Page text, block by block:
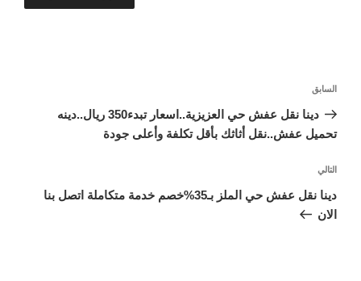
المقالة
السابقة
السابق
دينا نقل عفش حي العزيزية..اسعار تبدء350 ريال..دينه
تحميل عفش..نقل أثاثك بأقل تكلفة وأعلى جودة
المقالة
التالية
التالي
دينا نقل عفش حي الملز بـ35%خصم خدمة متكاملة اتصل بنا
الان